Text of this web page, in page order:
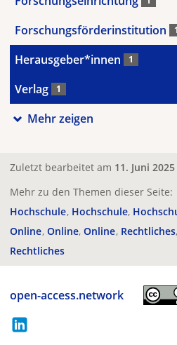
Forschungsförderinstitution 1
Herausgeber*innen 1
Verlag 1
Mehr zeigen
Zuletzt bearbeitet am 11. Juni 2025
Mehr zu den Themen dieser Seite:
Hochschule Hochschule
Online Online Online Rechtliches
Rechtliches
open-access.network